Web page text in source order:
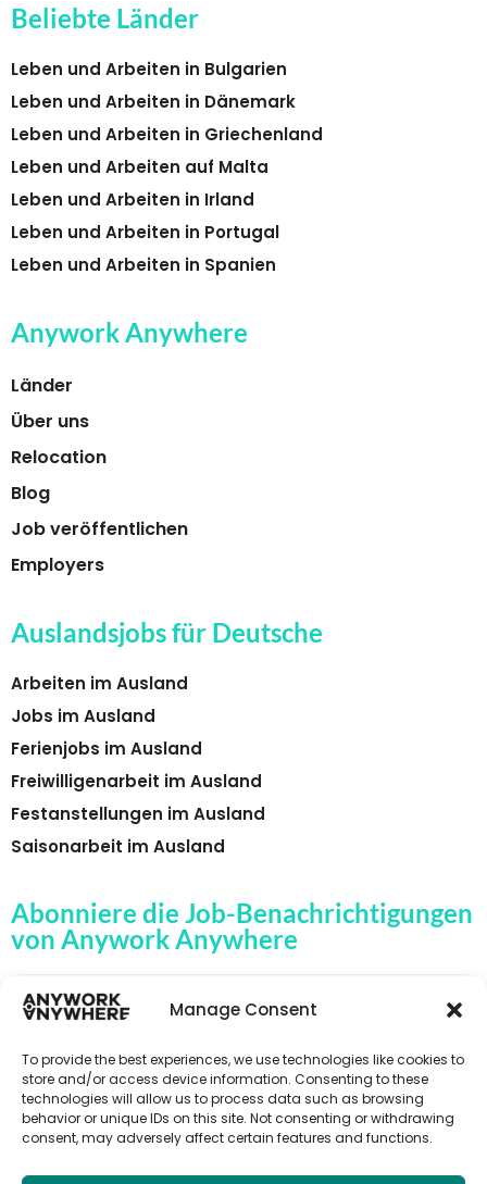
Manage Consent
To provide the best experiences, we use technologies like cookies to
store and/or access device information. Consenting to these
technologies will allow us to process data such as browsing
behavior or unique IDs on this site. Not consenting or withdrawing
consent, may adversely affect certain features and functions.
Beliebte Länder
Leben und Arbeiten in Bulgarien
Leben und Arbeiten in Dänemark
Leben und Arbeiten in Griechenland
Leben und Arbeiten auf Malta
Leben und Arbeiten in Irland
Leben und Arbeiten in Portugal
Leben und Arbeiten in Spanien
Anywork Anywhere
Länder
Über uns
Relocation
Blog
Job veröffentlichen
Employers
Auslandsjobs für Deutsche
Arbeiten im Ausland
Jobs im Ausland
Ferienjobs im Ausland
Freiwilligenarbeit im Ausland
Festanstellungen im Ausland
Saisonarbeit im Ausland
Abonniere die Job-Benachrichtigungen
von Anywork Anywhere
🌟JOB-ALERTS ERHALTEN